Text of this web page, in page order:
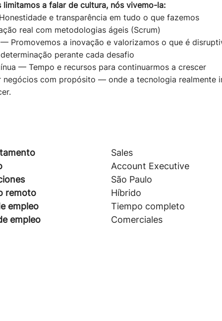
limitamos a falar de cultura, nós vivemo-la:
e transparência em tudo o que fazemos
real com metodologias ágeis (Scrum)
Promovemos a inovação e valorizamos o que é
perante cada desafio
— Tempo e recursos para continuarmos a crescer
negócios com propósito — onde a tecnologia
Sales
Account Executive
São Paulo
remoto
Híbrido
empleo
Tiempo completo
empleo
Comerciales